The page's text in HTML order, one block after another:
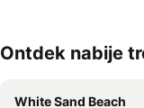
Kaart uitvouwen
Ontdek nabije
White Sand Beach